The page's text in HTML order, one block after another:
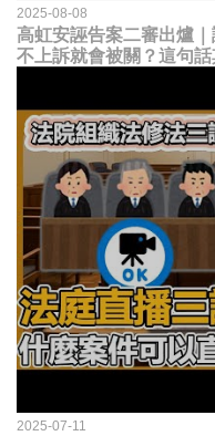
2025-08-08
高虹安誣告案二審出爐
不上訴就會被關？這句話
2025-07-11